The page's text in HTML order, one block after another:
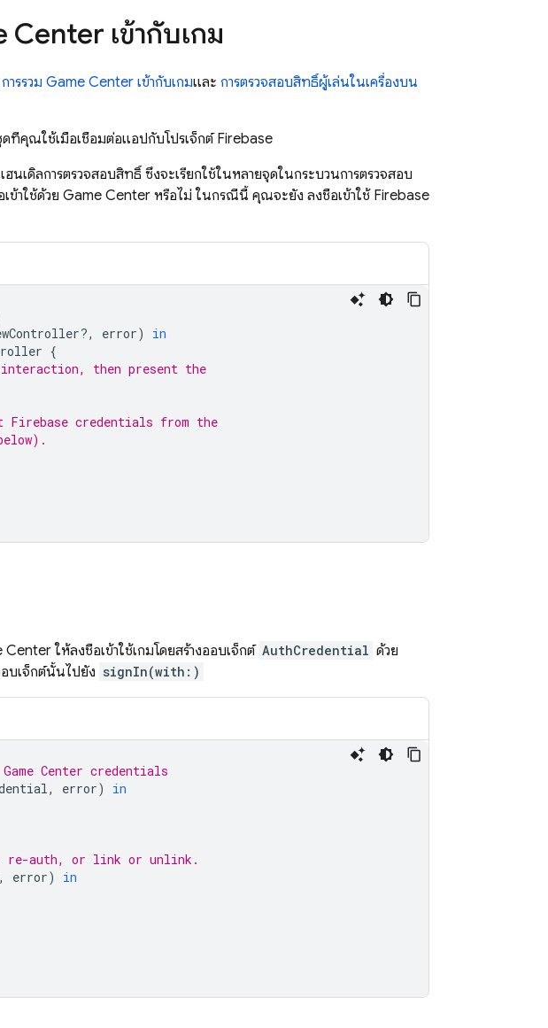
Center เข้ากับเกม
การรวม Game Center เข้ากับเกมและ การตรวจสอบสิทธิ์ผู้เล่นในเครื่องบน
ที่คุณใช้เมื่อเชื่อมต่อแอปกับโปรเจ็กต์ Firebase
เดิลการตรวจสอบสิทธิ์ ซึ่งจะเรียกใช้ในหลายจุดในกระบวนการตรวจสอบ
ข้าใช้ด้วย Game Center หรือไม่ ในกรณีนี้ คุณจะยัง ลงชื่อเข้าใช้ Firebase
?, error)
in
{
then present the
Firebase credentials from the
Center ให้ลงชื่อเข้าใช้เกมโดยสร้างออบเจ็กต์ AuthCredential ด้วย
บเจ็กต์นั้นไปยัง signIn(with:)
Center credentials
, error)
in
re-auth, or link or unlink.
, error)
in